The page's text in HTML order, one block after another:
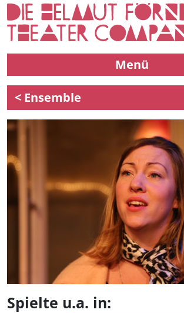
Menü
< Ensemble
Spielte u.a. in: